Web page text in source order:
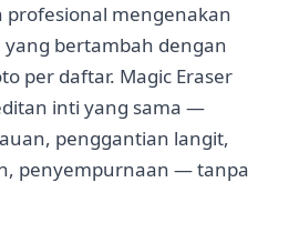
profesional mengenakan
yang bertambah dengan
per daftar. Magic Eraser
inti yang sama —
penggantian langit,
penyempurnaan — tanpa